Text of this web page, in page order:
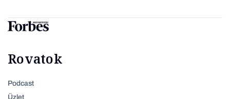
Rovatok
Podcast
Üzlet